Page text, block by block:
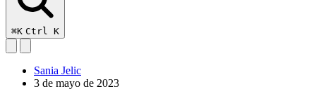
⌘K Ctrl K
Sania Jelic
3 de mayo de 2023